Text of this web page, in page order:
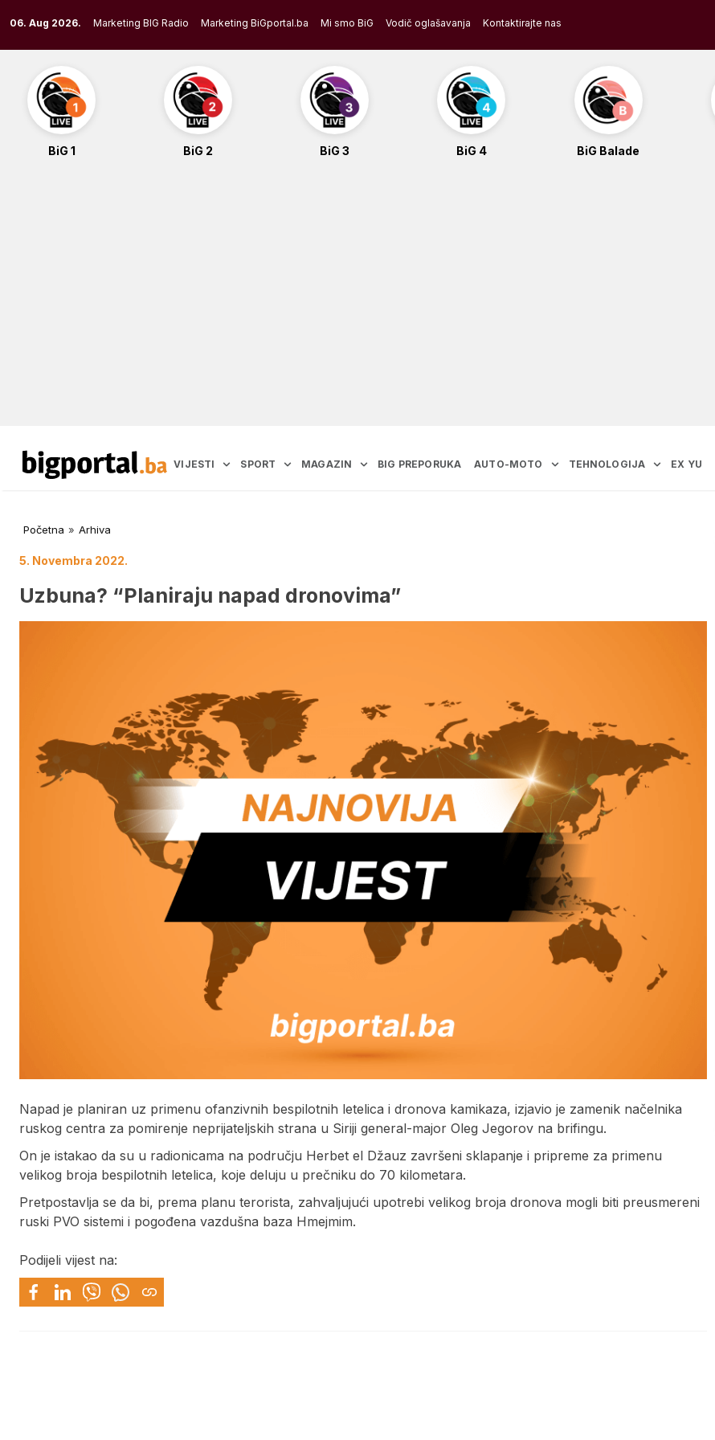
to
content
06. Aug 2026. Marketing BIG Radio Marketing BiGportal.ba Mi smo BiG Vodič oglašavanja Kontaktirajte nas
BiG 1 BiG 2 BiG 3 BiG 4 BiG Balade
VIJESTI SPORT MAGAZIN BIG PREPORUKA AUTO-MOTO TEHNOLOGIJA EX YU
Početna » Arhiva
5. Novembra 2022.
Uzbuna? “Planiraju napad dronovima”
Napad je planiran uz primenu ofanzivnih bespilotnih letelica i dronova kamikaza, izjavio je zamenik načelnika
ruskog centra za pomirenje neprijateljskih strana u Siriji general-major Oleg Jegorov na brifingu.
On je istakao da su u radionicama na području Herbet el Džauz završeni sklapanje i pripreme za primenu
velikog broja bespilotnih letelica, koje deluju u prečniku do 70 kilometara.
Pretpostavlja se da bi, prema planu terorista, zahvaljujući upotrebi velikog broja dronova mogli biti preusmereni
ruski PVO sistemi i pogođena vazdušna baza Hmejmim.
Podijeli vijest na: